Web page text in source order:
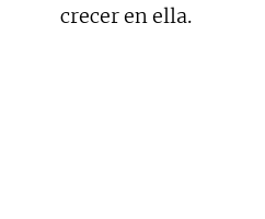
crecer en ella.